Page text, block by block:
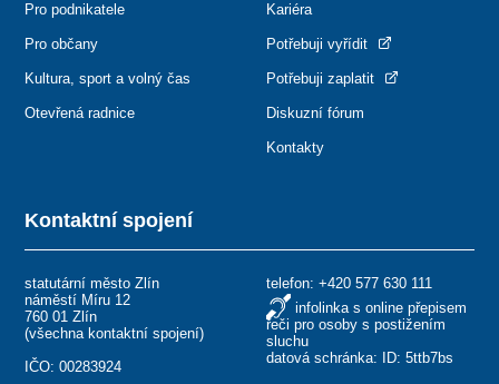
Kontaktní spojení
statutární město Zlín
náměstí Míru 12
760 01 Zlín
(všechna kontaktní spojení)
IČO: 00283924
telefon: +420 577 630 111
infolinka s online přepisem
řeči pro osoby s postižením
sluchu
datová schránka: ID: 5ttb7bs
Pro podnikatele
Pro občany
Kultura, sport a volný čas
Otevřená radnice
Kariéra
Potřebuji vyřídit
Potřebuji zaplatit
Diskuzní fórum
Kontakty